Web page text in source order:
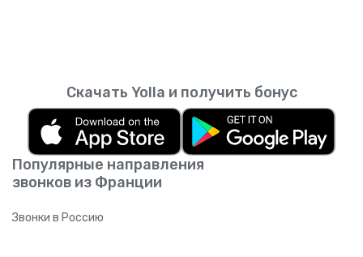
Популярные направления
звонков из Франции
Звонки в Россию
Скачать Yolla и получить бонус